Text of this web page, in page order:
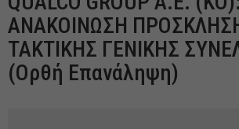
ΑΝΑΚΟΙΝΩΣΗ
ΤΑΚΤΙΚΗΣ ΓΕΝΙΚΗΣ
(Ορθή Επανάληψη)